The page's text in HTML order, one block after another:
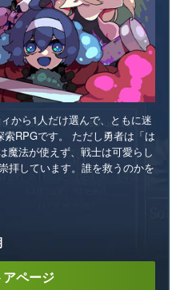
から1人だけ選んで、ともに迷
RPGです。 ただし勇者は「は
魔法が使えず、戦士は可愛らし
拝しています。誰を救うのかを
ページ